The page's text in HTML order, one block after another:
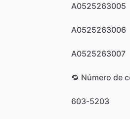
A0525263005
A0525263006
A0525263007
🔁 Número de
603-5203